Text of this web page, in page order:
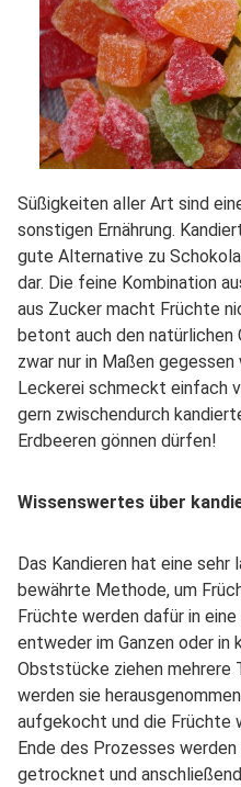
Süßigkeiten aller Art sind
sonstigen Ernährung.
gute Alternative zu
dar. Die feine Kombination
aus Zucker macht Früchte
betont auch den
zwar nur in Maßen
Leckerei schmeckt einfach
gern zwischendurch
Erdbeeren gönnen dürfen!
Wissenswertes über
Das Kandieren hat eine sehr
bewährte Methode, um
Früchte werden dafür in
entweder im Ganzen oder
Obststücke ziehen mehrere
werden sie
aufgekocht und die Früchte
Ende des Prozesses
getrocknet und